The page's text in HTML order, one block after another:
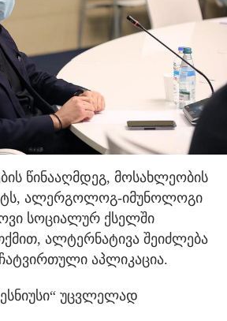
წინააღმდეგ, მოსახლეობის
ალერგოლოგ-იმუნოლოგი
სოციალურ ქსელში
ალტერნატივა შეიძლება
აპლიკაცია.
უცვლელად